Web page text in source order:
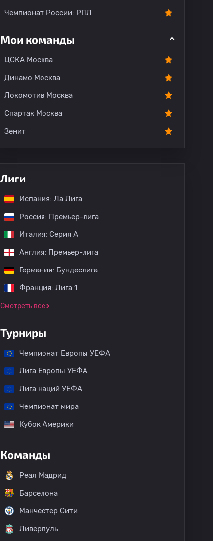
Чемпионат России: РПЛ
Мои команды
ЦСКА Москва
Динамо Москва
Локомотив Москва
Спартак Москва
Зенит
Лиги
Испания: Ла Лига
Россия: Премьер-лига
Италия: Серия А
Англия: Премьер-лига
Германия: Бундеслига
Франция: Лига 1
Смотреть все
Турниры
Чемпионат Европы УЕФА
Лига Европы УЕФА
Лига наций УЕФА
Чемпионат мира
Кубок Америки
Команды
Реал Мадрид
Барселона
Манчестер Сити
Ливерпуль